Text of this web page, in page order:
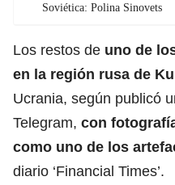
Soviética: Polina Sinovets
Los restos de uno de
en la región rusa de
Ucrania, según publicó
Telegram, con
como uno de los
diario ‘Financial Times’.